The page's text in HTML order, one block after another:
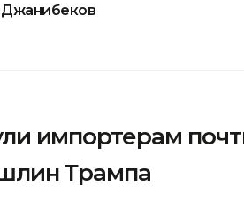
импортерам
Трампа